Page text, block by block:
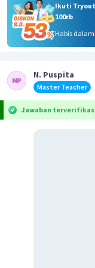
Ikuti Tryout
100rb
Habis dalam
N. Puspita
Master Teacher
Jawaban